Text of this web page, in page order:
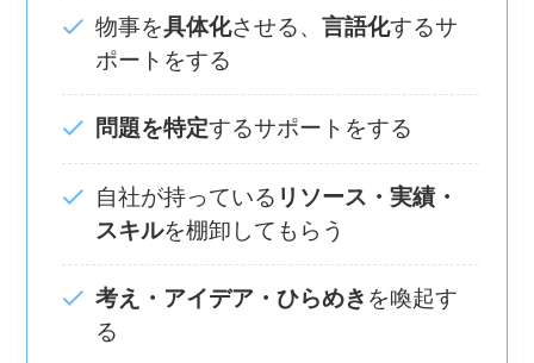
物事を具体化させる、 言語化するサ
ポートをする
問題を特定するサポートをする
自社が持っている リソース・実績・
スキルを棚卸してもらう
考え・アイデア・ひらめき を喚起す
る